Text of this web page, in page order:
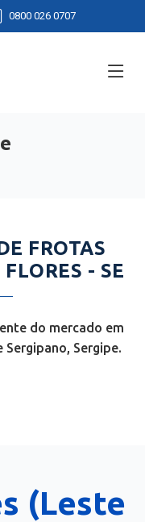
0800 026 0707
FROTAS
- SE
do mercado em
Sergipe.
(Leste